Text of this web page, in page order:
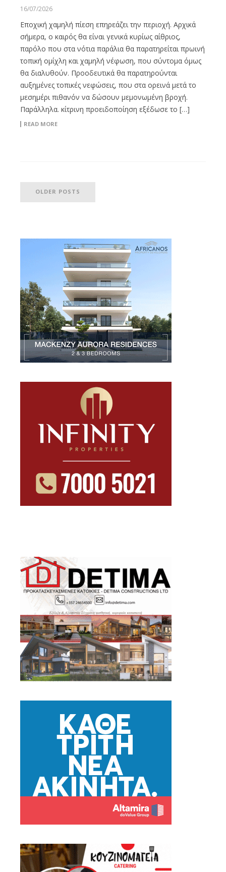
16/07/2026
Εποχική χαμηλή πίεση επηρεάζει την περιοχή. Αρχικά
σήμερα, ο καιρός θα είναι γενικά κυρίως αίθριος,
παρόλο που στα νότια παράλια θα παρατηρείται πρωινή
τοπική ομίχλη και χαμηλή νέφωση, που σύντομα όμως
θα διαλυθούν. Προοδευτικά θα παρατηρούνται
αυξημένες τοπικές νεφώσεις, που στα ορεινά μετά το
μεσημέρι πιθανόν να δώσουν μεμονωμένη βροχή.
Παράλληλα. κίτρινη προειδοποίηση εξέδωσε το […]
READ MORE
OLDER POSTS